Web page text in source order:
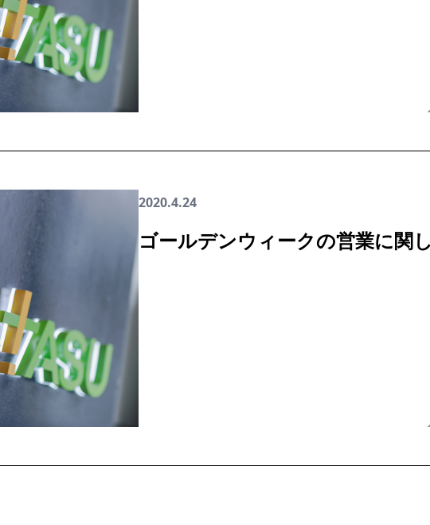
2020.4.24
ゴールデンウィークの営業に関